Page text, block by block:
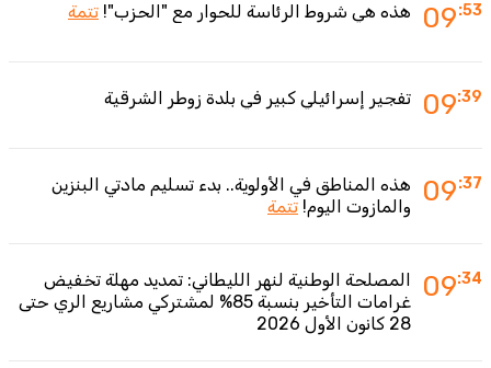
09:53 هذه هي شروط الرئاسة للحوار مع "الحزب"! تتمة
09:39 تفجير إسرائيلي كبير في بلدة زوطر الشرقية
09:37
هذه المناطق في الأولوية.. بدء تسليم مادتي البنزين
والمازوت اليوم! تتمة
09:34
المصلحة الوطنية لنهر الليطاني: تمديد مهلة تخفيض
غرامات التأخير بنسبة 85% لمشتركي مشاريع الري حتى
28 كانون الأول 2026